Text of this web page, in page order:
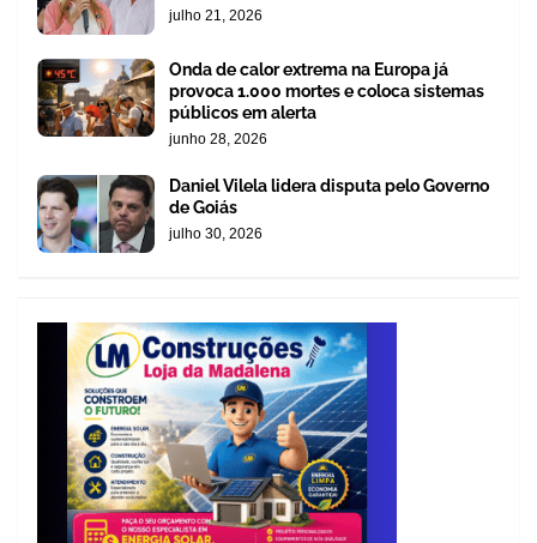
julho 21, 2026
Onda de calor extrema na Europa já
provoca 1.000 mortes e coloca sistemas
públicos em alerta
junho 28, 2026
Daniel Vilela lidera disputa pelo Governo
de Goiás
julho 30, 2026